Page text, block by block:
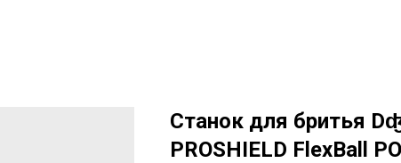
Станок для бритья
PROSHIELD FlexBall